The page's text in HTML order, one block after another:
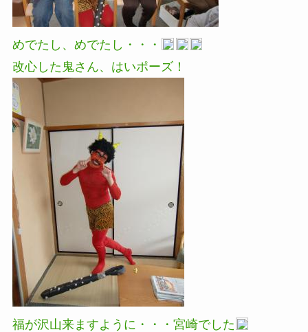
めでたし、めでたし・・・
改心した鬼さん、はいポーズ！
福が沢山来ますように・・・宮崎でした